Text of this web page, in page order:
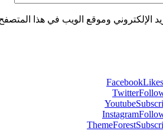
الإلكتروني وموقع الويب في هذا
FacebookLikes
Twitter
Youtube
Instagram
ThemeForest